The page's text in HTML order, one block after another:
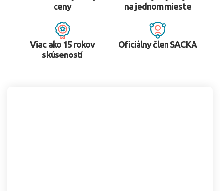
ceny
na jednom mieste
Viac ako 15 rokov
skúseností
Oficiálny člen SACKA